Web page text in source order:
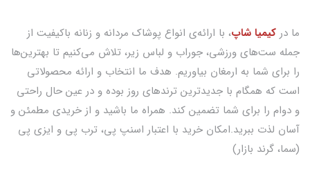
ما در کیمیا شاپ، با ارائه‌ی انواع پوشاک مردانه و زنانه باکیفیت از
جمله ست‌های ورزشی، جوراب و لباس زیر، تلاش می‌کنیم تا بهترین‌ها
را برای شما به ارمغان بیاوریم. هدف ما انتخاب و ارائه محصولاتی
است که همگام با جدیدترین ترندهای روز بوده و در عین حال راحتی
و دوام را برای شما تضمین کند. همراه ما باشید و از خریدی مطمئن و
آسان لذت ببرید.امکان خرید با اعتبار اسنپ پی، ترب پی و ایزی پی
(سما، گرند بازار)